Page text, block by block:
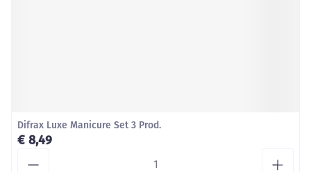
Difrax Luxe Manicure Set 3 Prod.
€ 8,49